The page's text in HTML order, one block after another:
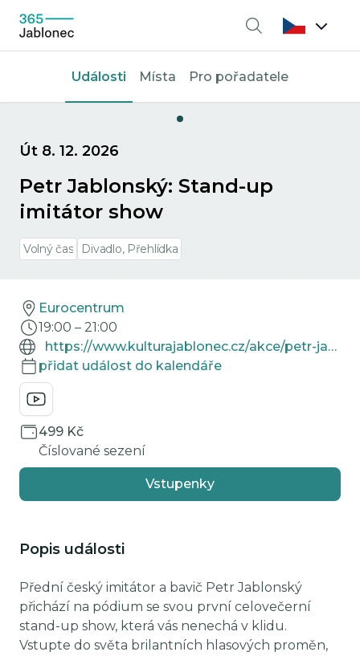
Vyhledávání
Události Místa Pro pořadatele
Út 8. 12. 2026
Petr Jablonský: Stand-up
imitátor show
Volný čas Divadlo, Přehlídka
Eurocentrum
19:00 – 21:00
https://www.kulturajablonec.cz/akce/petr-jablonsky-stand-up-imitator-show/
přidat událost do kalendáře
499 Kč
Číslované sezení
Vstupenky
Popis události
Přední český imitátor a bavič Petr Jablonský
přichází na pódium se svou první celovečerní
stand-up show, která vás nenechá v klidu.
Vstupte do světa brilantních hlasových proměn,